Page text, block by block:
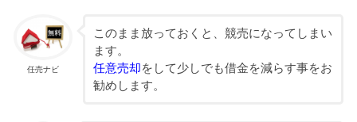
任売ナビ
このまま放っておくと、競売になってしまい
ます。
任意売却をして少しでも借金を減らす事をお
勧めします。